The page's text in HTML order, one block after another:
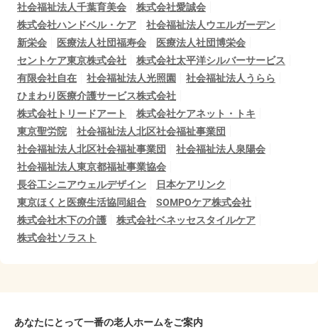
社会福祉法人千葉育美会
株式会社愛誠会
株式会社ハンドベル・ケア
社会福祉法人ウエルガーデン
新栄会
医療法人社団福寿会
医療法人社団博栄会
セントケア東京株式会社
株式会社太平洋シルバーサービス
有限会社自在
社会福祉法人光照園
社会福祉法人うらら
ひまわり医療介護サービス株式会社
株式会社トリードアート
株式会社ケアネット・トキ
東京聖労院
社会福祉法人北区社会福祉事業団
社会福祉法人北区社会福祉事業団
社会福祉法人泉陽会
社会福祉法人東京都福祉事業協会
長谷工シニアウェルデザイン
日本ケアリンク
東京ほくと医療生活協同組合
SOMPOケア株式会社
株式会社木下の介護
株式会社ベネッセスタイルケア
株式会社ソラスト
あなたにとって一番の老人ホームをご案内